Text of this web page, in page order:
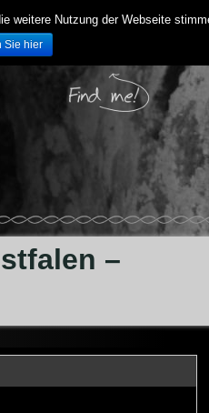
–
weitere Nutzung der Webseite
Sie hier